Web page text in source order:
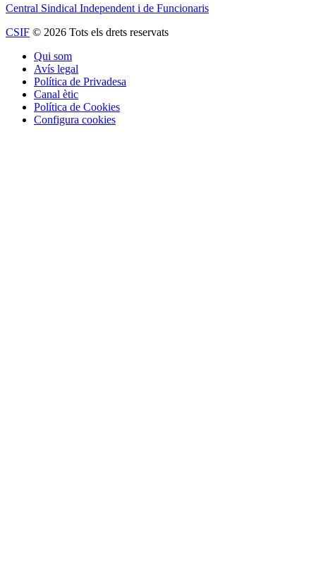
Central Sindical Independent i de Funcionaris
CSIF © 2026 Tots els drets reservats
Qui som
Avís legal
Política de Privadesa
Canal ètic
Política de Cookies
Configura cookies